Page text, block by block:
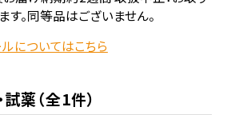
す。同等品はございません。
についてはこちら
薬（全1件）